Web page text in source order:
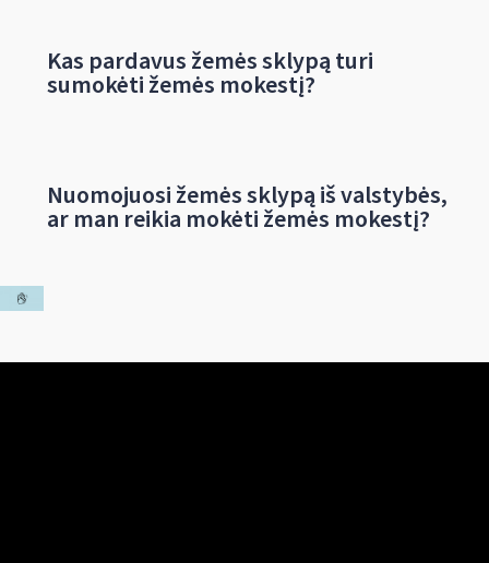
Kas pardavus žemės sklypą turi
sumokėti žemės mokestį?
Nuomojuosi žemės sklypą iš valstybės,
ar man reikia mokėti žemės mokestį?